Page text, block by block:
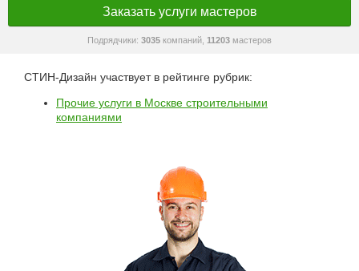
Заказать услуги мастеров
Подрядчики: 3035 компаний, 11203 мастеров
СТИН-Дизайн участвует в рейтинге рубрик:
Прочие услуги в Москве строительными
компаниями